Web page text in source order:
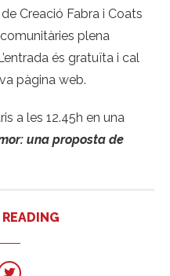
Creació Fabra i Coats
plena
és gratuïta i cal
pàgina web.
a les 12.45h en una
una proposta de